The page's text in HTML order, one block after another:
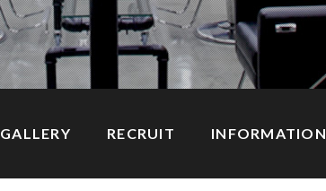
GALLERY RECRUIT INFORMATION